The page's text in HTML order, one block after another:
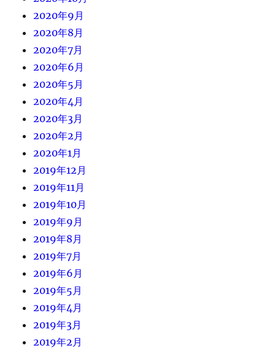
2020年9月
2020年8月
2020年7月
2020年6月
2020年5月
2020年4月
2020年3月
2020年2月
2020年1月
2019年12月
2019年11月
2019年10月
2019年9月
2019年8月
2019年7月
2019年6月
2019年5月
2019年4月
2019年3月
2019年2月